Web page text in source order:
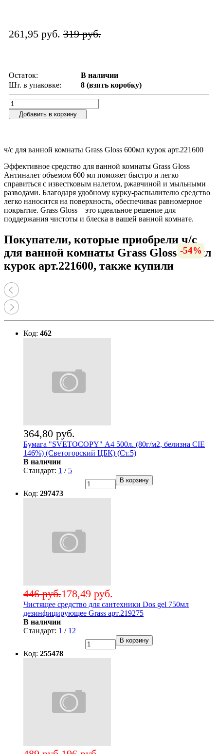
261,95 руб. 319 руб.
Остаток:
В наличии
Шт. в упаковке:
8 (взять коробку)
Добавить в корзину
ч/с для ванной комнаты Grass Gloss 600мл курок арт.221600
Эффективное средство для ванной комнаты Grass Gloss
Антиналет объемом 600 мл поможет быстро и легко
справиться с известковым налетом, ржавчиной и мыльными
разводами. Благодаря удобному курку-распылителю средство
легко наносится на поверхность, обеспечивая равномерное
покрытие. Grass Gloss – это идеальное решение для
поддержания чистоты и блеска в вашей ванной комнате.
Покупатели, которые приобрели ч/с
для ванной комнаты Grass Gloss 600мл
курок арт.221600, также купили
Код: 462
364,80 руб.
Бумага "SVETOCOPY" А4 500л. (80г/м2, белизна CIE
146%) (Светогорский ЦБК) (Ст.5)
В наличии
Стандарт: 1 / 5
В корзину
-60%
Код: 297473
178,49 руб.
446 руб.
Чистящее средство для сантехники Dos gel 750мл
дезинфицирующее Grass арт.219275
В наличии
Стандарт: 1 / 12
В корзину
-60%
Код: 255478
-8%
-11%
-9%
-52%
-13%
-11%
-43%
-30%
-16%
-13%
-8%
-54%